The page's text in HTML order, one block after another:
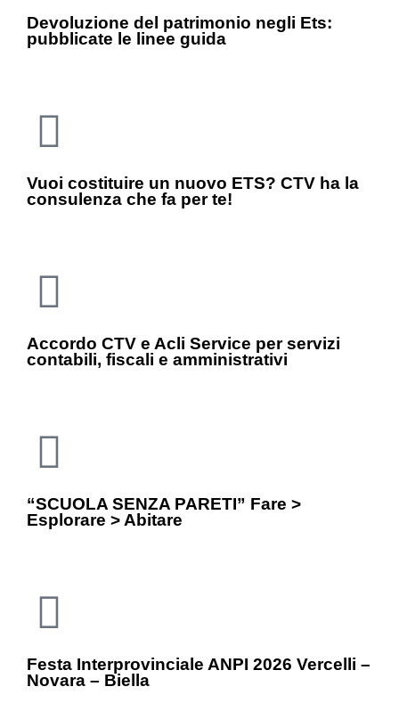
Devoluzione del patrimonio negli Ets:
pubblicate le linee guida
Vuoi costituire un nuovo ETS? CTV ha la
consulenza che fa per te!
Accordo CTV e Acli Service per servizi
contabili, fiscali e amministrativi
“SCUOLA SENZA PARETI” Fare >
Esplorare > Abitare
Festa Interprovinciale ANPI 2026 Vercelli –
Novara – Biella